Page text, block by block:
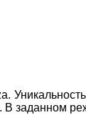
В заданном